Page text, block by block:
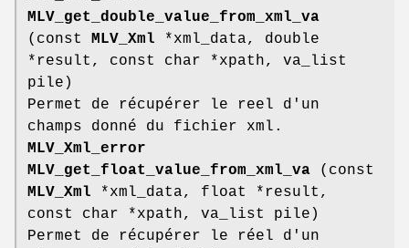
MLV_get_double_value_from_xml_va
(const MLV_Xml *xml_data, double
*result, const char *xpath, va_list
pile)
Permet de récupérer le reel d'un
champs donné du fichier xml.
MLV_Xml_error
MLV_get_float_value_from_xml_va (const
MLV_Xml *xml_data, float *result,
const char *xpath, va_list pile)
Permet de récupérer le réel d'un